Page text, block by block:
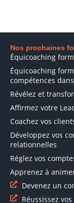
Nos prochaines
Équicoaching
Équicoaching
compétences
Révélez et
Affirmez votre
Coachez vos
Développez vos
relationnelles
Réglez vos
Apprenez à
Devenez un
Réussissez